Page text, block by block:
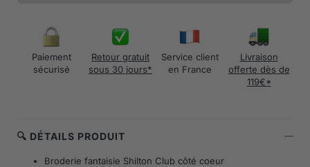
Paiement
sécurisé
Retour gratuit
sous 30 jours*
Service client
en France
Livraison
offerte dès de
119€*
🔍 DÉTAILS PRODUIT
Broderie fantaisie Shilton Club côté coeur